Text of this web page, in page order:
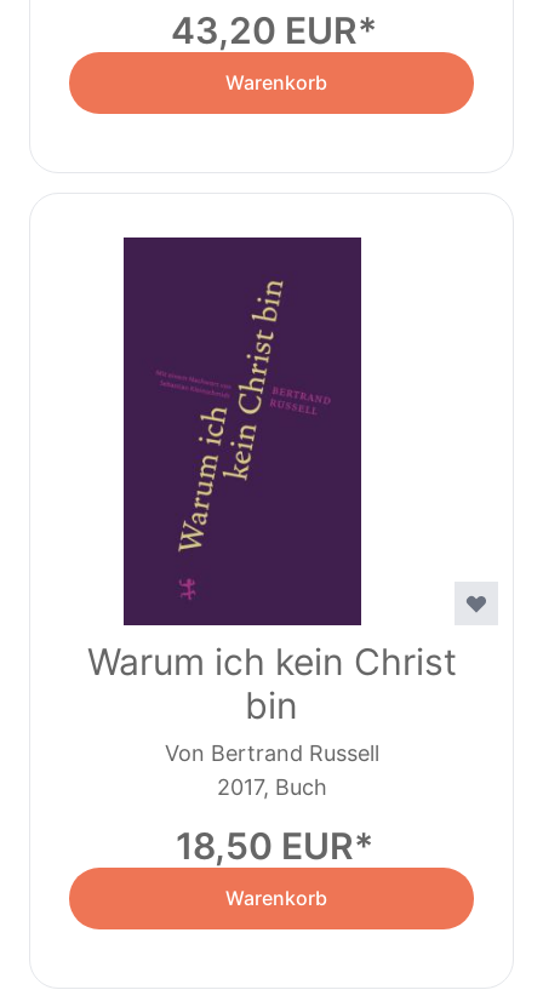
43,20 EUR
Warenkorb
Warum ich kein Christ
bin
Von Bertrand Russell
2017, Buch
18,50 EUR
Warenkorb